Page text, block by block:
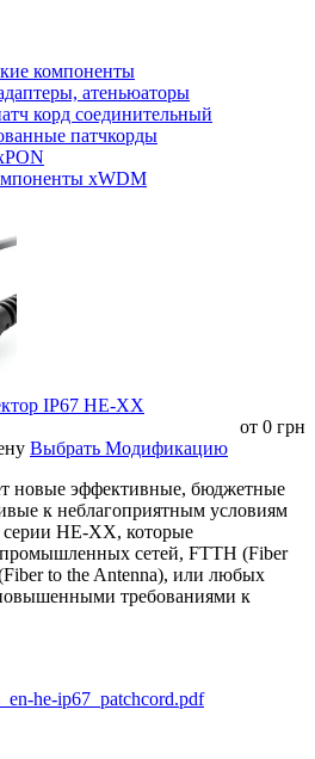
компоненты
атеньюаторы
корд соединительный
патчкорды
xWDM
IP67 HE-XX
от 0 грн
Выбрать Модификацию
новые эффективные, бюджетные
к неблагоприятным условиям
HE-XX, которые
сетей, FTTH (Fiber
to the Antenna), или любых
требованиями к
he-ip67_patchcord.pdf